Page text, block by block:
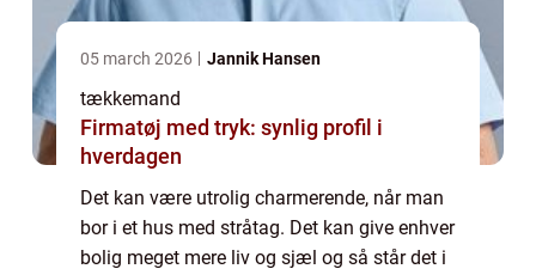
05 march 2026 Jannik Hansen
tækkemand
Firmatøj med tryk: synlig profil i
hverdagen
Det kan være utrolig charmerende, når man
bor i et hus med stråtag. Det kan give enhver
bolig meget mere liv og sjæl og så står det i